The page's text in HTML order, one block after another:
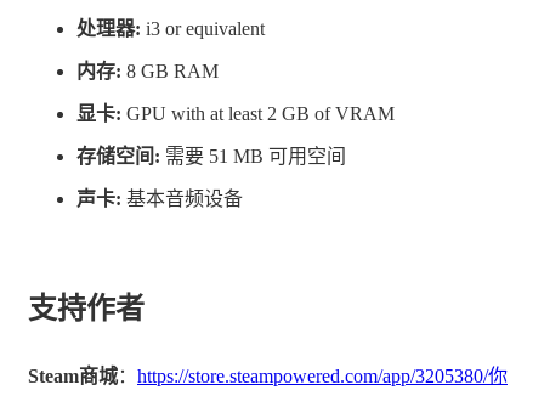
力。 处理器: i3 or equivalent
内存: 8 GB RAM
显卡: GPU with at least 2 GB of VRAM
存储空间: 需要 51 MB 可用空间
声卡: 基本音频设备
支持作者
Steam商城： https://store.steampowered.com/app/3205380/你